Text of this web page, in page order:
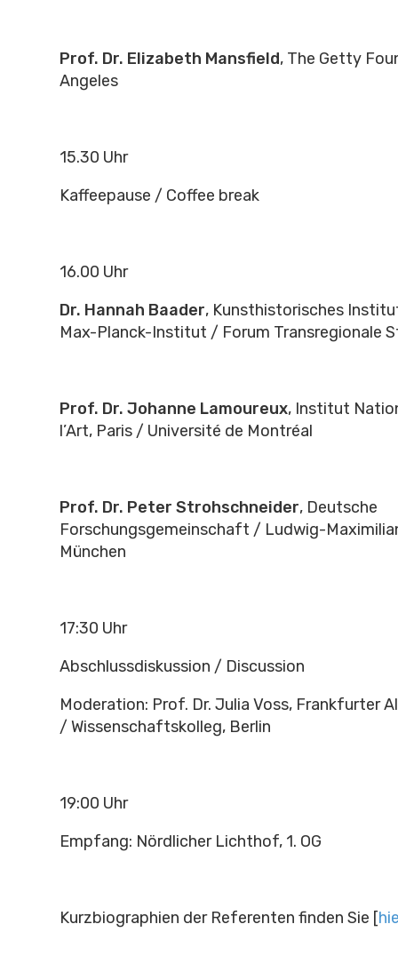
Prof. Dr. Elizabeth Mansfield, The Getty
Angeles
15.30 Uhr
Kaffeepause / Coffee break
16.00 Uhr
Dr. Hannah Baader, Kunsthistorisches
Max-Planck-Institut / Forum Transregionale
Prof. Dr. Johanne Lamoureux, Institut
l’Art, Paris / Université de Montréal
Prof. Dr. Peter Strohschneider, Deutsche
Forschungsgemeinschaft / Ludwig-
München
17:30 Uhr
Abschlussdiskussion / Discussion
Moderation: Prof. Dr. Julia Voss, Frankfurter
/ Wissenschaftskolleg, Berlin
19:00 Uhr
Empfang: Nördlicher Lichthof, 1. OG
Kurzbiographien der Referenten finden Sie [